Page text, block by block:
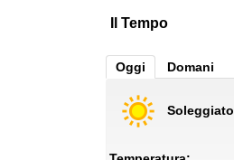
Il Tempo
Oggi Domani
Soleggiato